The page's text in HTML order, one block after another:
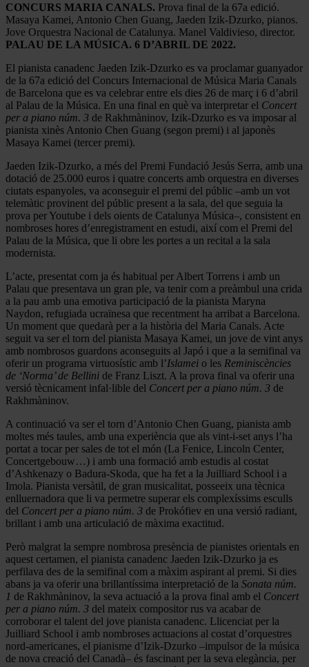
CONCURS MARIA CANALS. Prova final de la 67a edició.
Masaya Kamei, Antonio Chen Guang, Jaeden Izik-Dzurko, pianos.
Jove Orquestra Nacional de Catalunya. Manel Valdivieso, director.
PALAU DE LA MÚSICA. 6 D’ABRIL DE 2022.
El pianista canadenc Jaeden Izik-Dzurko es va proclamar guanyador
de la 67a edició del Concurs Internacional de Música Maria Canals
de Barcelona que es va celebrar entre els dies 26 de març i 6 d’abril
al Palau de la Música. En una final en què va interpretar el Concert
per a piano núm. 3 de Rakhmàninov, Izik-Dzurko es va imposar al
pianista xinès Antonio Chen Guang (segon premi) i al japonès
Masaya Kamei (tercer premi).
Jaeden Izik-Dzurko, a més del Premi Fundació Jesús Serra, amb una
dotació de 25.000 euros i quatre concerts amb orquestra en diverses
ciutats espanyoles, va aconseguir el premi del públic –amb un vot
telemàtic provinent del públic present a la sala, del que seguia la
prova per Youtube i dels oients de Catalunya Música–, consistent en
nombroses hores d’enregistrament en estudi, així com el Premi del
Palau de la Música, que li obre les portes a un recital a la sala
modernista.
L’acte, presentat com ja és habitual per Albert Torrens i amb un
Palau que presentava un gran ple, va tenir com a preàmbul una crida
a la pau amb una emotiva participació de la pianista Maryna
Naydon, refugiada ucraïnesa que recentment ha arribat a Barcelona.
Un moment que quedarà per a la història del Maria Canals. Acte
seguit va ser el torn del pianista Masaya Kamei, un jove de vint anys
amb nombrosos guardons aconseguits al Japó i que a la semifinal va
oferir un programa virtuosístic amb l’Islamei o les Reminiscències
de ‘Norma’ de Bellini de Franz Liszt. A la prova final va oferir una
versió tècnicament infal·lible del Concert per a piano núm. 3 de
Rakhmàninov.
A continuació va ser el torn d’Antonio Chen Guang, pianista amb
moltes més taules, amb una experiència que als vint-i-set anys l’ha
portat a tocar per sales de tot el món (La Fenice, Lincoln Center,
Concertgebouw…) i amb una formació amb estudis al costat
d’Ashkenazy o Badura-Skoda, que ha fet a la Juilliard School i a
Imola. Pianista versàtil, de gran musicalitat, posseeix una tècnica
enlluernadora que li va permetre superar els complexíssims esculls
del Concert per a piano núm. 3 de Prokófiev en una versió radiant,
brillant i amb una articulació de màxima exactitud.
Però malgrat la sempre nombrosa presència de pianistes orientals en
aquest certamen, el pianista canadenc Jaeden Izik-Dzurko ja es
perfilava des de la semifinal com a màxim aspirant al premi. Si dies
abans ja va oferir una brillantíssima interpretació de la Sonata núm.
1 de Rakhmàninov, la seva actuació a la prova final amb el Concert
per a piano núm. 3 del mateix compositor rus va acabar de
corroborar el talent del jove pianista canadenc. Llicenciat per la
Juilliard School i amb nombroses actuacions al costat d’orquestres
nord-americanes, el pianisme d’Izik-Dzurko –impulsor de la música
de nova creació del Canadà– és fascinant per la seva elegància, per